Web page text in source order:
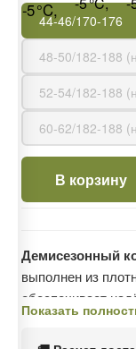
44-46/170-176
48-
52-
60-
В корзину
Демисезонный
выполнен из
обеспечивает
Отличный выбор
весенне-осенний
Показать